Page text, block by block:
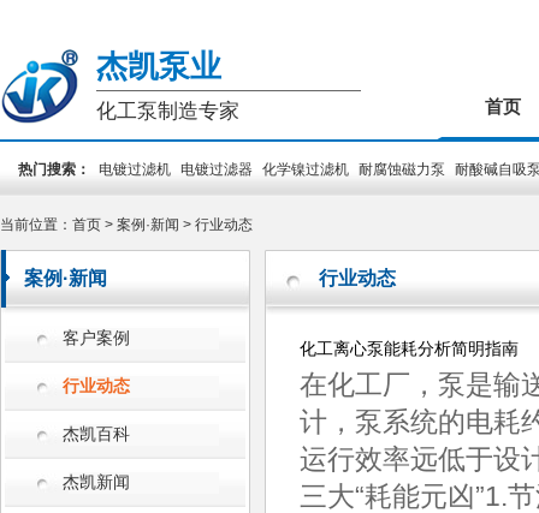
杰凯泵业
化工泵制造专家 首页
热门搜索： 电镀过滤机 电镀过滤器 化学镍过滤机 耐腐蚀磁力泵
耐酸碱自吸
当前位置： 首页 > 案例·新闻 > 行业动态
案例·新闻
客户案例
行业动态
杰凯百科
杰凯新闻
行业动态
化工离心泵能耗分析简明指南
在化工厂，泵是输
计，泵系统的电耗
运行效率远低于设
三大“耗能元凶”1.